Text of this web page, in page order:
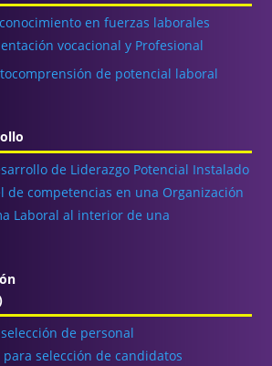
en fuerzas laborales
vocacional y Profesional
de potencial laboral
de Liderazgo Potencial Instalado
de competencias en una Organización
Laboral al interior de una
de personal
selección de candidatos